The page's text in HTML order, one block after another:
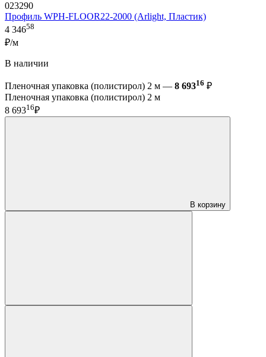
023290
Профиль WPH-FLOOR22-2000 (Arlight, Пластик)
4 34658
₽/м
В наличии
Пленочная упаковка (полистирол) 2 м — 8 69316 ₽
Пленочная упаковка (полистирол) 2 м
8 69316₽
В корзину